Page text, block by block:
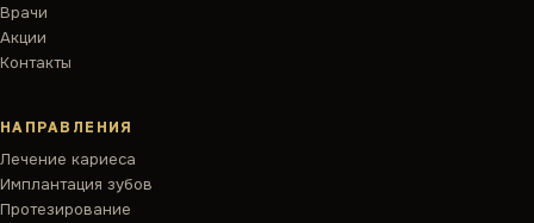
Врачи
Акции
Контакты
НАПРАВЛЕНИЯ
Лечение кариеса
Имплантация зубов
Протезирование